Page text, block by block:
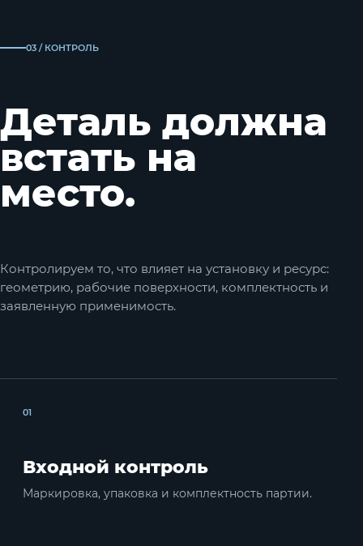
03 / КОНТРОЛЬ
Деталь должна
встать на
место.
Контролируем то, что влияет на установку и ресурс:
геометрию, рабочие поверхности, комплектность и
заявленную применимость.
01
Входной контроль
Маркировка, упаковка и комплектность партии.